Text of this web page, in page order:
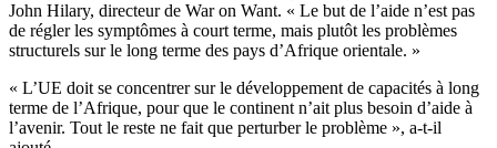
John Hilary, directeur de War on Want. « Le but de l’aide n’est pas
de régler les symptômes à court terme, mais plutôt les problèmes
structurels sur le long terme des pays d’Afrique orientale. »
« L’UE doit se concentrer sur le développement de capacités à long
terme de l’Afrique, pour que le continent n’ait plus besoin d’aide à
l’avenir. Tout le reste ne fait que perturber le problème », a-t-il